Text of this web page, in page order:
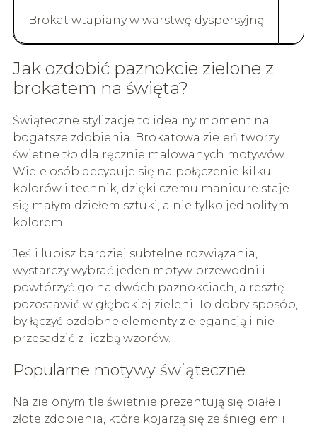
Brokat wtapiany w warstwę dyspersyjną
Jak ozdobić paznokcie zielone z
brokatem na święta?
Świąteczne stylizacje to idealny moment na
bogatsze zdobienia. Brokatowa zieleń tworzy
świetne tło dla ręcznie malowanych motywów.
Wiele osób decyduje się na połączenie kilku
kolorów i technik, dzięki czemu manicure staje
się małym dziełem sztuki, a nie tylko jednolitym
kolorem.
Jeśli lubisz bardziej subtelne rozwiązania,
wystarczy wybrać jeden motyw przewodni i
powtórzyć go na dwóch paznokciach, a resztę
pozostawić w głębokiej zieleni. To dobry sposób,
by łączyć ozdobne elementy z elegancją i nie
przesadzić z liczbą wzorów.
Popularne motywy świąteczne
Na zielonym tle świetnie prezentują się białe i
złote zdobienia, które kojarzą się ze śniegiem i